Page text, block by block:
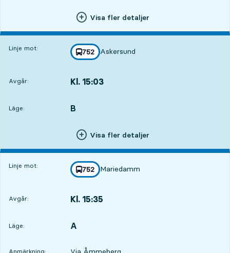
Visa fler detaljer
Linje mot: linje
752
mot
Askersund
,
Avgår: Kl. 15:03
Läge:
LÄGE, B
,
Visa fler detaljer
Linje mot: linje
752
mot
Mariedamm
,
Avgår: Kl. 15:35
Läge:
LÄGE, A
,
Anmärkning: